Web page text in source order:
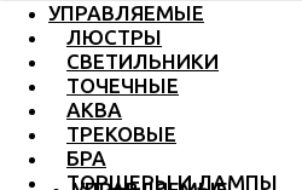
УПРАВЛЯЕМЫЕ
ЛЮСТРЫ
СВЕТИЛЬНИКИ
ТОЧЕЧНЫЕ
АКВА
ТРЕКОВЫЕ
БРА
ТОРШЕРЫ И ЛАМПЫ